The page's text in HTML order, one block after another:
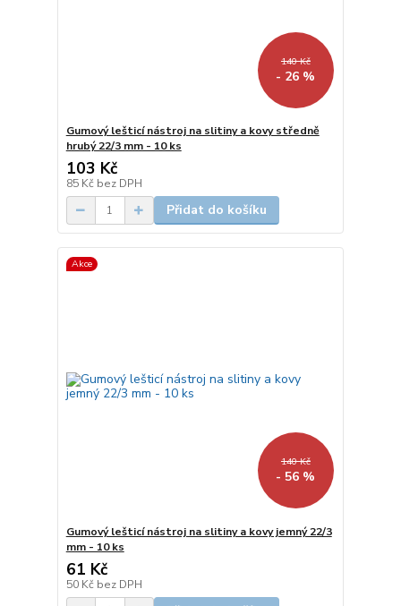
140 Kč
- 26 %
Gumový lešticí nástroj na slitiny a kovy středně
hrubý 22/3 mm - 10 ks
103 Kč
85 Kč bez DPH
Přidat do košíku
Akce
140 Kč
- 56 %
Gumový lešticí nástroj na slitiny a kovy jemný 22/3
mm - 10 ks
61 Kč
50 Kč bez DPH